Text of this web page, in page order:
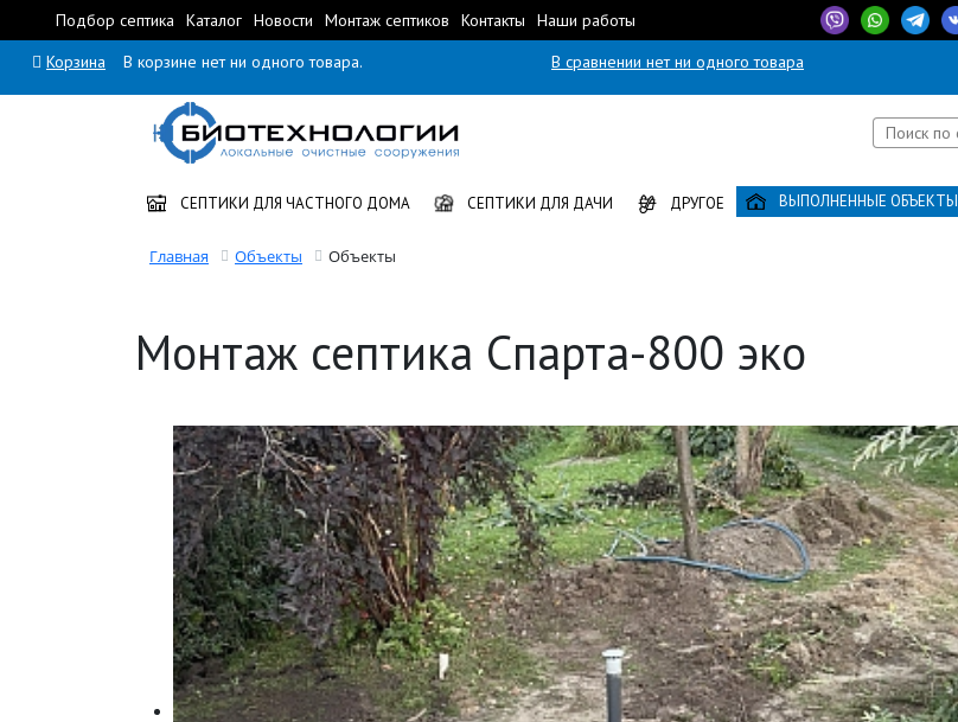
Подбор септика Каталог Новости Монтаж септиков Контакты Наши работы
Корзина В корзине нет ни одного товара. В сравнении нет ни одного товара
СЕПТИКИ ДЛЯ ЧАСТНОГО ДОМА СЕПТИКИ ДЛЯ ДАЧИ ДРУГОЕ ВЫПОЛНЕННЫЕ ОБЪЕКТЫ
Главная Объекты Объекты
Монтаж септика Спарта-800 эко